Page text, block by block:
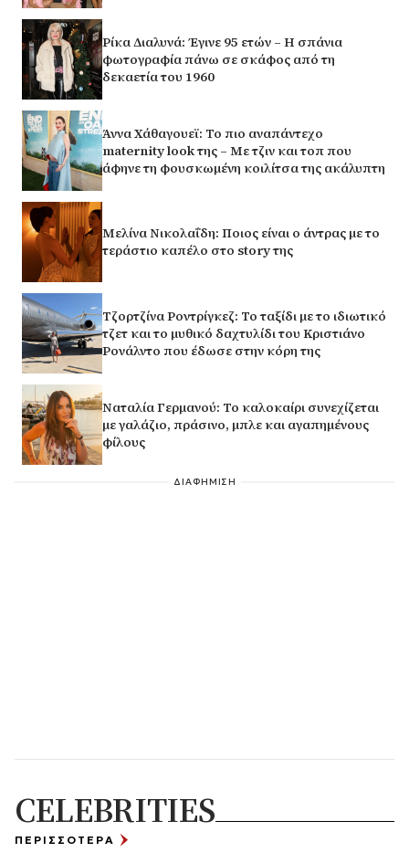
Ρίκα Διαλυνά: Έγινε 95 ετών – Η σπάνια
φωτογραφία πάνω σε σκάφος από τη
δεκαετία του 1960
Άννα Χάθαγουεϊ: Το πιο αναπάντεχο
maternity look της – Με τζιν και τοπ που
άφηνε τη φουσκωμένη κοιλίτσα της ακάλυπτη
Μελίνα Νικολαΐδη: Ποιος είναι ο άντρας με το
τεράστιο καπέλο στο story της
Τζορτζίνα Ροντρίγκεζ: Το ταξίδι με το ιδιωτικό
τζετ και το μυθικό δαχτυλίδι του Κριστιάνο
Ρονάλντο που έδωσε στην κόρη της
Ναταλία Γερμανού: Το καλοκαίρι συνεχίζεται
με γαλάζιο, πράσινο, μπλε και αγαπημένους
φίλους
ΔΙΑΦΗΜΙΣΗ
CELEBRITIES
ΠΕΡΙΣΣΟΤΕΡΑ